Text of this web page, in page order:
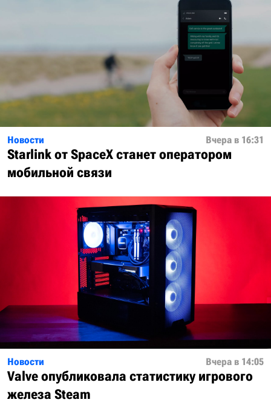
Новости Вчера в 16:31
Starlink от SpaceX станет оператором
мобильной связи
Новости Вчера в 14:05
Valve опубликовала статистику игрового
железа Steam